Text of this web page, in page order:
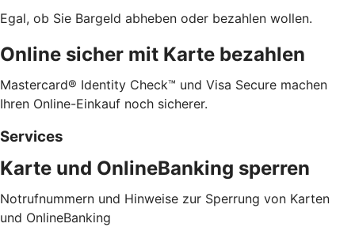
Egal, ob Sie Bargeld abheben oder bezahlen wollen.
Online sicher mit Karte bezahlen
Mastercard® Identity Check™ und Visa Secure machen
Ihren Online-Einkauf noch sicherer.
Services
Karte und OnlineBanking sperren
Notrufnummern und Hinweise zur Sperrung von Karten
und OnlineBanking